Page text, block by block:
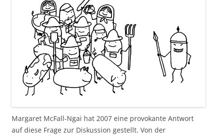
Margaret McFall-Ngai hat 2007 eine provokante Antwort
auf diese Frage zur Diskussion gestellt. Von der